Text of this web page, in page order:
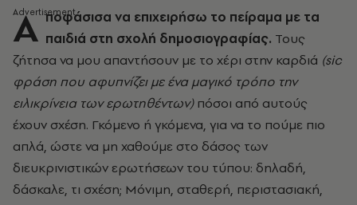
Α ποφάσισα να επιχειρήσω το πείραμα με τα
παιδιά στη σχολή δημοσιογραφίας. Τους
ζήτησα να μου απαντήσουν με το χέρι στην καρδιά (sic
φράση που αφυπνίζει με ένα μαγικό τρόπο την
ειλικρίνεια των ερωτηθέντων)πόσοι από αυτούς
έχουν σχέση. Γκόμενο ή γκόμενα, για να το πούμε πιο
απλά, ώστε να μη χαθούμε στο δάσος των
διευκρινιστικών ερωτήσεων του τύπου: δηλαδή,
δάσκαλε, τι σχέση; Μόνιμη, σταθερή, περιστασιακή,